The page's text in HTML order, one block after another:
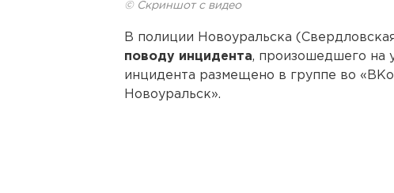
© Скриншот с видео
В полиции Новоуральска
поводу инцидента, произошедшего на
инцидента размещено в группе во
Новоуральск».